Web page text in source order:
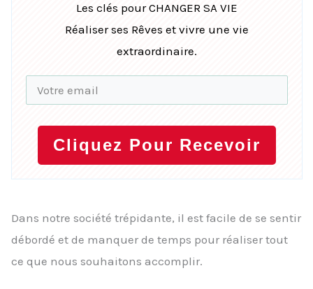
Les clés pour CHANGER SA VIE
Réaliser ses Rêves et vivre une vie
extraordinaire.
Cliquez Pour Recevoir
Dans notre société trépidante, il est facile de se sentir
débordé et de manquer de temps pour réaliser tout
ce que nous souhaitons accomplir.